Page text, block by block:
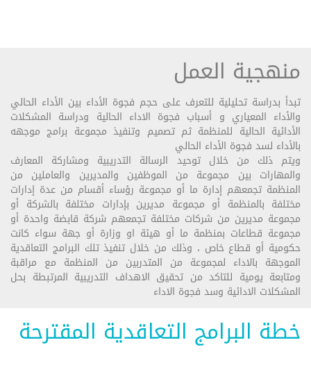
منهجية العمل
تبدأ بدراسة تحليلية للتعرف على حجم فجوة الأداء بين الأداء الحالي
والأداء المعياري و أسباب فجوة الاداء الحالية ودراسة المشكلات
الأدائية الحالية للمنظمة ثم تصميم وتنفيذ مجموعة برامج موجهه
بالأداء لسد فجوة الأداء الحالي
ويتم ذلك من خلال توحيد الرسالة التدريبية ومشاركة المعارف
والمهارات بين مجموعة من الموظفين والمديرين والعاملين من
المنظمة تجمعهم إدارة ما أو مجموعة رؤساء أقسام من عدة إدارات
مختلفة بالمنظمة أو مجموعة مديرين بإدارات مختلفة بالشركة أو
مجموعة مديرين من شركات مختلفة تجمعهم شركة قابضة واحدة أو
مجموعة قطاعات بمنظمة ما أو هيئة او وزارة أو جهة سواء كانت
حكومية أو قطاع خاص ، وذلك من خلال تنفيذ تلك البرامج التعاقدية
الموجهة بالاداء لمجموعة من المتدربين من المنظمة مع مراقبة
ومتابعة يومية للتاكد من تحقيق الاهداف التدريبية المرتبطة بحل
المشكلات الادائية وسد فجوة الاداء
خطة البرامج التعاقدية المقترحة